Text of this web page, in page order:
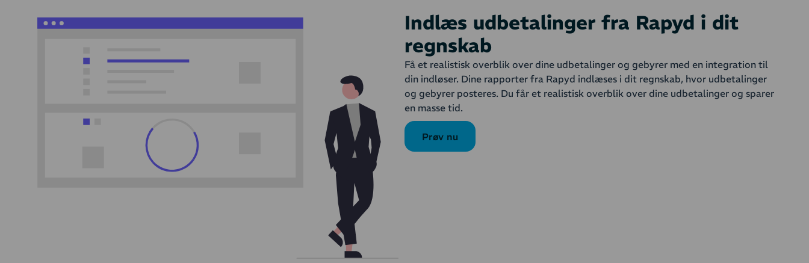
Indlæs udbetalinger fra Rapyd i dit
regnskab
Få et realistisk overblik over dine udbetalinger og gebyrer med en integration til
din indløser. Dine rapporter fra Rapyd indlæses i dit regnskab, hvor udbetalinger
og gebyrer posteres. Du får et realistisk overblik over dine udbetalinger og sparer
en masse tid.
Prøv nu